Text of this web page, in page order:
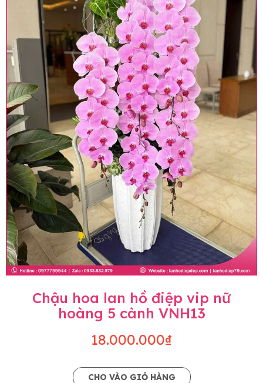
Chậu hoa lan hồ điệp vip nữ
hoàng 5 cành VNH13
18.000.000₫
CHO VÀO GIỎ HÀNG